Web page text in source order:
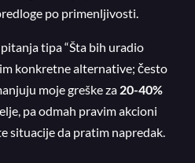
po primenljivosti.
tipa “Šta bih uradio
konkretne alternative; često
moje greške za 20-40%
pa odmah pravim akcioni
situacije da pratim napredak.